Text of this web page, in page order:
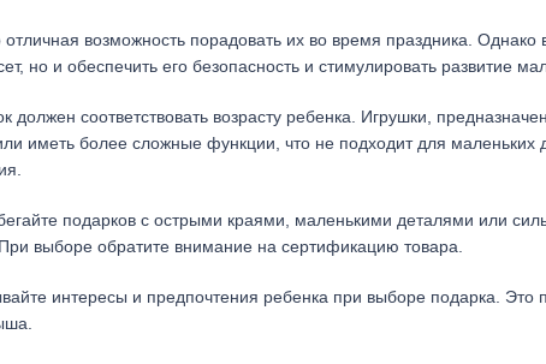
возможность порадовать их во время праздника. Однако
но и обеспечить его безопасность и стимулировать развитие
должен соответствовать возрасту ребенка. Игрушки,
иметь более сложные функции, что не подходит для маленьких
подарков с острыми краями, маленькими деталями или
выборе обратите внимание на сертификацию товара.
интересы и предпочтения ребенка при выборе подарка. Это